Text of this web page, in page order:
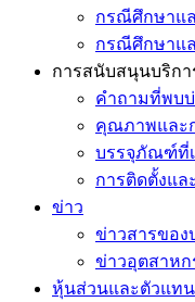
กรณีศึกษาแ
กรณีศึกษาแ
การสนับสนุนบริกา
คำถามที่พบ
คุณภาพและ
บรรจุภัณฑ์ที่
การติดตั้งแล
ข่าว
ข่าวสารของ
ข่าวอุตสาหก
หุ้นส่วนและตัวแทน